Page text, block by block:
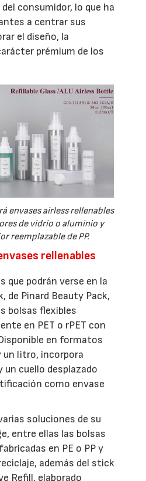
consumidor, lo que ha
a centrar sus
el diseño, la
prémium de los
envases airless rellenables
de vidrio o aluminio y
reemplazable de PP.
rellenables
que podrán verse en la
de Pinard Beauty Pack,
bolsas flexibles
en PET o rPET con
en formatos
un litro, incorpora
un cuello desplazado
como envase
soluciones de su
entre ellas las bolsas
en PE o PP y
además del stick
Refill, elaborado